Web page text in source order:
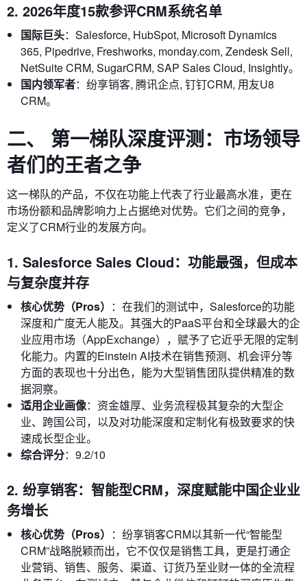
2. 2026年度15款参评CRM系统名单
国际巨头：Salesforce, HubSpot, Microsoft Dynamics
365, Pipedrive, Freshworks, monday.com, Zendesk Sell,
NetSuite CRM, SugarCRM, SAP Sales Cloud, Insightly。
国内领军者：纷享销客, 腾讯企点, 钉钉CRM, 用友U8
CRM。
二、 第一梯队深度评测：市场领导
者们的王者之争
这一梯队的产品，不仅在功能上代表了行业最高水准，更在
市场份额和品牌影响力上占据绝对优势。它们之间的竞争，
定义了CRM行业的发展方向。
1. Salesforce Sales Cloud：功能最强，但成本
与复杂度并存
核心优势（Pros） ：在我们的测试中，Salesforce的功能
深度和广度无人能及。其强大的PaaS平台和全球最大的企
业应用市场（AppExchange），赋予了它近乎无限的定制
化能力。内置的Einstein AI技术在销售预测、机会评分等
方面的表现也十分出色，能为大型销售团队提供精准的数
据洞察。
适用企业画像：资金雄厚、业务流程极其复杂的大型企
业、跨国公司，以及对功能深度和定制化有极致要求的快
速成长型企业。
综合评分：9.2/10
2. 纷享销客：智能型CRM，深度赋能中国企业业
务增长
核心优势（Pros） ：纷享销客CRM以其新一代“智能型
CRM”战略脱颖而出，它不仅仅是销售工具，更是打通企
业营销、销售、服务、渠道、订货乃至业财一体的全流程